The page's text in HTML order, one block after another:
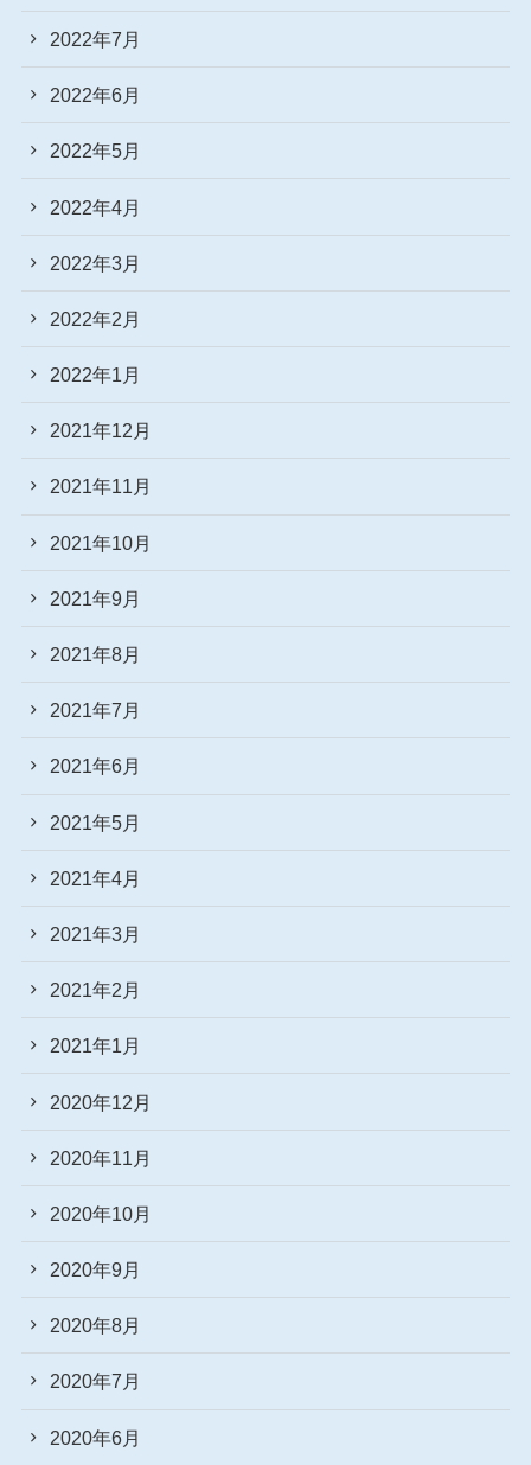
2022年7月
2022年6月
2022年5月
2022年4月
2022年3月
2022年2月
2022年1月
2021年12月
2021年11月
2021年10月
2021年9月
2021年8月
2021年7月
2021年6月
2021年5月
2021年4月
2021年3月
2021年2月
2021年1月
2020年12月
2020年11月
2020年10月
2020年9月
2020年8月
2020年7月
2020年6月